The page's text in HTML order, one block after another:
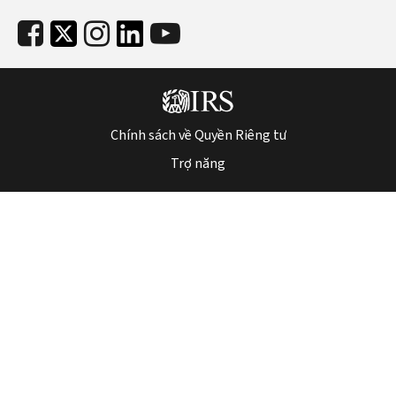
Chính sách về Quyền Riêng tư
Trợ năng